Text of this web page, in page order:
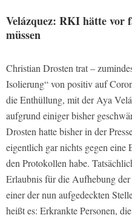
Velázquez: RKI hätte vor
müssen
Christian Drosten trat –
Isolierung“ von positiv auf
die Enthüllung, mit der Aya
aufgrund einiger bisher
Drosten hatte bisher in der
eigentlich gar nichts gegen eine
den Protokollen habe.
Erlaubnis für die Aufhebung
einer der nun aufgedeckten
heißt es: Erkrankte Personen,